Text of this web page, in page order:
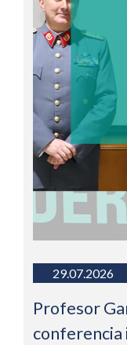
29.07.2026
Profesor
conferencia